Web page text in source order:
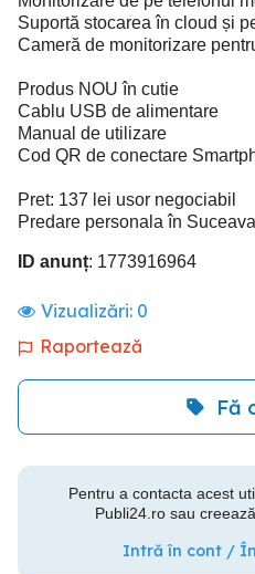
Suportă stocarea în cloud și
Cameră de monitorizare
Produs NOU în cutie
Cablu USB de alimentare
Manual de utilizare
Cod QR de conectare
Pret: 137 lei usor negociabil
Predare personala în Suceava
ID anunț: 1773916964
Vizualizări: 0
Raportează
Fă
Pentru a contacta acest
Publi24.ro sau
Intră în cont /